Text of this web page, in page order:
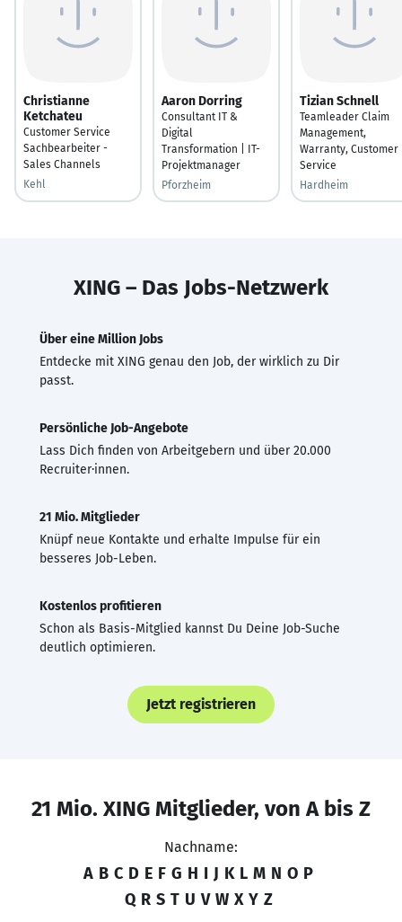
Christianne
Ketchateu
Customer Service
Sachbearbeiter -
Sales Channels
Kehl
Aaron Dorring
Consultant IT &
Digital
Transformation | IT-
Projektmanager
Pforzheim
Tizian Schnell
Teamleader Claim
Management,
Warranty, Customer
Service
Hardheim
XING – Das Jobs-Netzwerk
Über eine Million Jobs
Entdecke mit XING genau den Job, der wirklich zu Dir
passt.
Persönliche Job-Angebote
Lass Dich finden von Arbeitgebern und über 20.000
Recruiter·innen.
21 Mio. Mitglieder
Knüpf neue Kontakte und erhalte Impulse für ein
besseres Job-Leben.
Kostenlos profitieren
Schon als Basis-Mitglied kannst Du Deine Job-Suche
deutlich optimieren.
Jetzt registrieren
21 Mio. XING Mitglieder, von A bis Z
Nachname:
A B C D E F G H I J K L M N O P
Q R S T U V W X Y Z